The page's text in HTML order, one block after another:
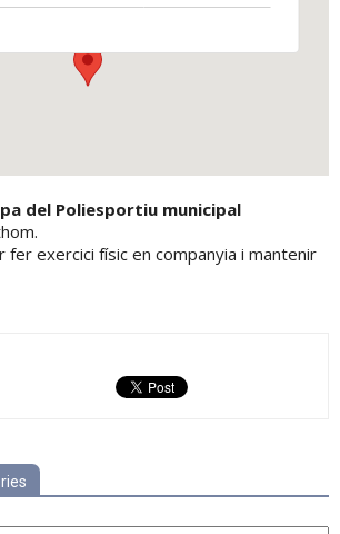
del Poliesportiu municipal
exercici físic en companyia i mantenir